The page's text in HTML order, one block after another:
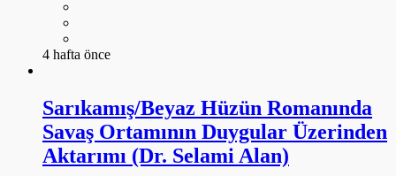
4 hafta önce
Sarıkamış/Beyaz Hüzün Romanında
Savaş Ortamının Duygular Üzerinden
Aktarımı (Dr. Selami Alan)